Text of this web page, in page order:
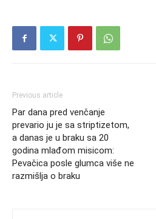
Previous article
Par dana pred venčanje
prevario ju je sa striptizetom,
a danas je u braku sa 20
godina mlađom misicom:
Pevačica posle glumca više ne
razmišlja o braku